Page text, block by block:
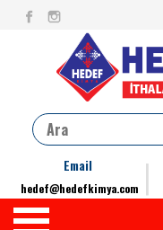
Email
hedef@hedefkimya.com